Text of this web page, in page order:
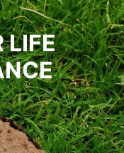
LIFE